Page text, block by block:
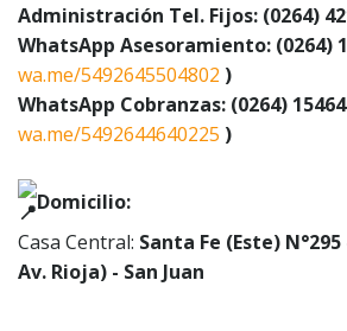
Administración Tel. Fijos: (0264)
WhatsApp Asesoramiento: (0264)
wa.me/5492645504802 )
WhatsApp Cobranzas: (0264)
wa.me/5492644640225 )
Domicilio:
Casa Central: Santa Fe (Este)
Av. Rioja) - San Juan